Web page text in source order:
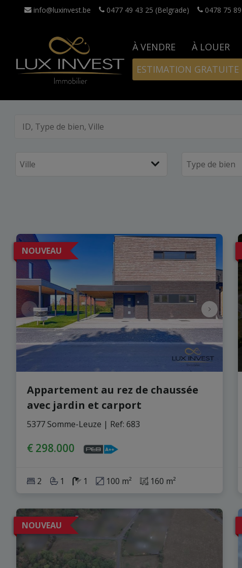
info@luxinvest.be 0477 49 43 25 (Belgrade) 0478 75
À VENDRE À LOUER
ESTIMATION GRATUITE
NOUVEAU
Appartement au rez de chaussée
avec jardin et carport
5377 Somme-Leuze | Ref: 683
€ 298.000
2 1 1 100 m² 160 m²
NOUVEAU